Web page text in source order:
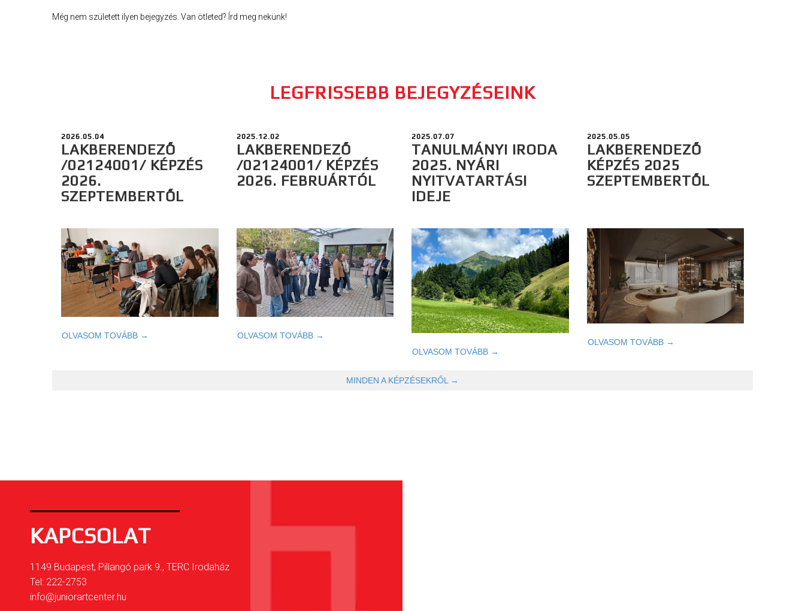
Még nem született ilyen bejegyzés. Van ötleted? Írd meg nekünk!
LEGFRISSEBB BEJEGYZÉSEINK
2026.05.04
LAKBERENDEZŐ
/02124001/ KÉPZÉS
2026.
SZEPTEMBERTŐL
OLVASOM TOVÁBB →
2025.12.02
LAKBERENDEZŐ
/02124001/ KÉPZÉS
2026. FEBRUÁRTÓL
OLVASOM TOVÁBB →
2025.07.07
TANULMÁNYI IRODA
2025. NYÁRI
NYITVATARTÁSI
IDEJE
OLVASOM TOVÁBB →
2025.05.05
LAKBERENDEZŐ
KÉPZÉS 2025
SZEPTEMBERTŐL
OLVASOM TOVÁBB →
MINDEN A KÉPZÉSEKRŐL →
KAPCSOLAT
1149 Budapest, Pillangó park 9., TERC Irodaház
Tel: 222-2753
info@juniorartcenter.hu